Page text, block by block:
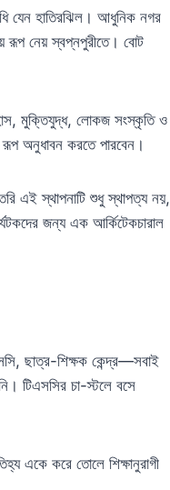
যেন হাতিরঝিল। আধুনিক নগর
রূপ নেয় স্বপ্নপুরীতে। বোট
মুক্তিযুদ্ধ, লোকজ সংস্কৃতি ও
রূপ অনুধাবন করতে পারবেন।
এই স্থাপনাটি শুধু স্থাপত্য নয়,
জন্য এক আর্কিটেকচারাল
ছাত্র-শিক্ষক কেন্দ্র—সবাই
টিএসসির চা-স্টলে বসে
একে করে তোলে শিক্ষানুরাগী